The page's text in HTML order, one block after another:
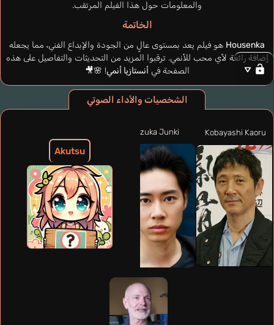
والمعلومات حول هذا الفيلم المرتقب.
الخاتمة
Housenka هو فيلم يعد بمستوى عالٍ من الجودة والإبداع الفني، مما يجعله
إضافة رائعة لأي محب للأنمي. ترقبوا المزيد من التحديثات والتفاصيل على هذه
الصفحة فيأنستازيا أنمي! 🌸🎥
الشخصيات والأداء الصوتي
Akutsu
Kobayashi Kaoru
Tozuka Junki